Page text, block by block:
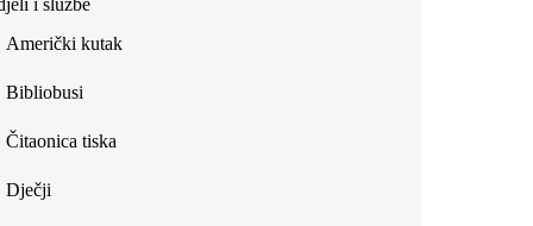
external)
i službe
Američki kutak
Bibliobusi
Čitaonica tiska
Dječji